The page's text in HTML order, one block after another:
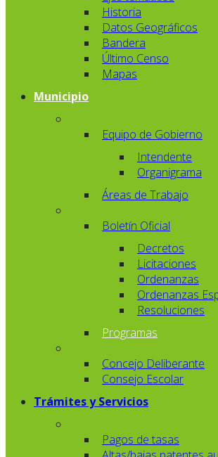
Historia
Datos Geográficos
Bandera
Último Censo
Mapas
Municipio
Equipo de Gobierno
Intendente
Organigrama
Áreas de Trabajo
Boletín Oficial
Decretos
Licitaciones
Ordenanzas
Ordenanzas
Resoluciones
Programas
Concejo Deliberante
Consejo Escolar
Trámites y Servicios
Pagos de tasas